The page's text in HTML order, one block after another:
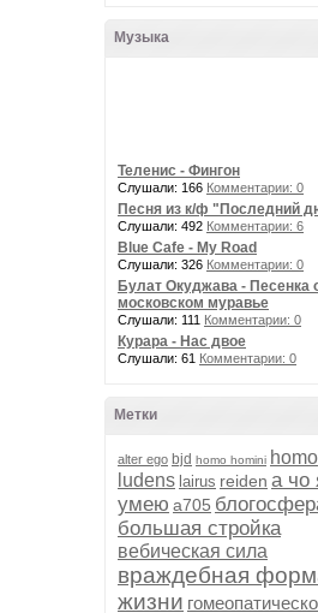
Музыка
Теленис - Фингон
Слушали: 166 Комментарии: 0
Песня из к/ф "Последний
Слушали: 492 Комментарии: 6
Blue Cafe - My Road
Слушали: 326 Комментарии: 0
Булат Окуджава - Песенка
московском муравье
Слушали: 111 Комментарии: 0
Курара - Нас двое
Слушали: 61 Комментарии: 0
Метки
alter ego bjd homo homini homo
ludens lairus reiden а чо
умею а705
большая стройка
вебическая сила
враждебная
жизни